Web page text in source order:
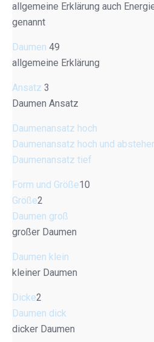
allgemeine Erklärung auch
genannt
Daumen 49
allgemeine Erklärung
Ansatz 3
Daumen Ansatz
Daumenansatz hoch
Daumenansatz hoch und
Daumenansatz tief
Form und Größe10
Größe2
Daumen groß
großer Daumen
Daumen klein
kleiner Daumen
Dicke2
Daumen dick
dicker Daumen